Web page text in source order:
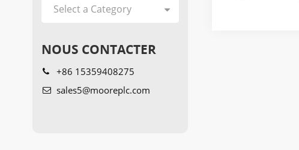
NOUS CONTACTER
+86 15359408275
sales5@mooreplc.com